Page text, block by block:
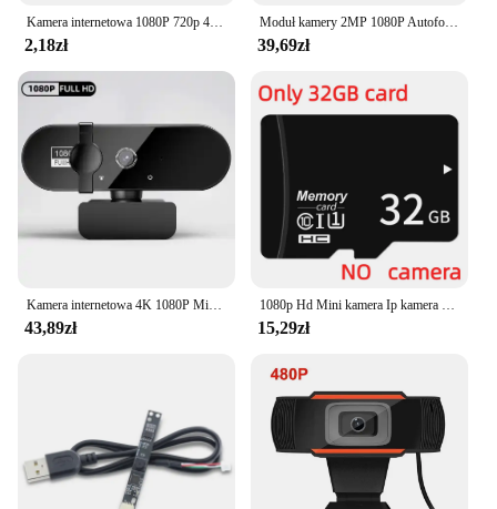
2,18zł
Moduł kamery 2MP 1080P Autofokus Wbudowany wbudowany mini moduł kamery Napęd USB Moduł kamery do laptopa OV2720
39,69zł
43,89zł 15,29zł